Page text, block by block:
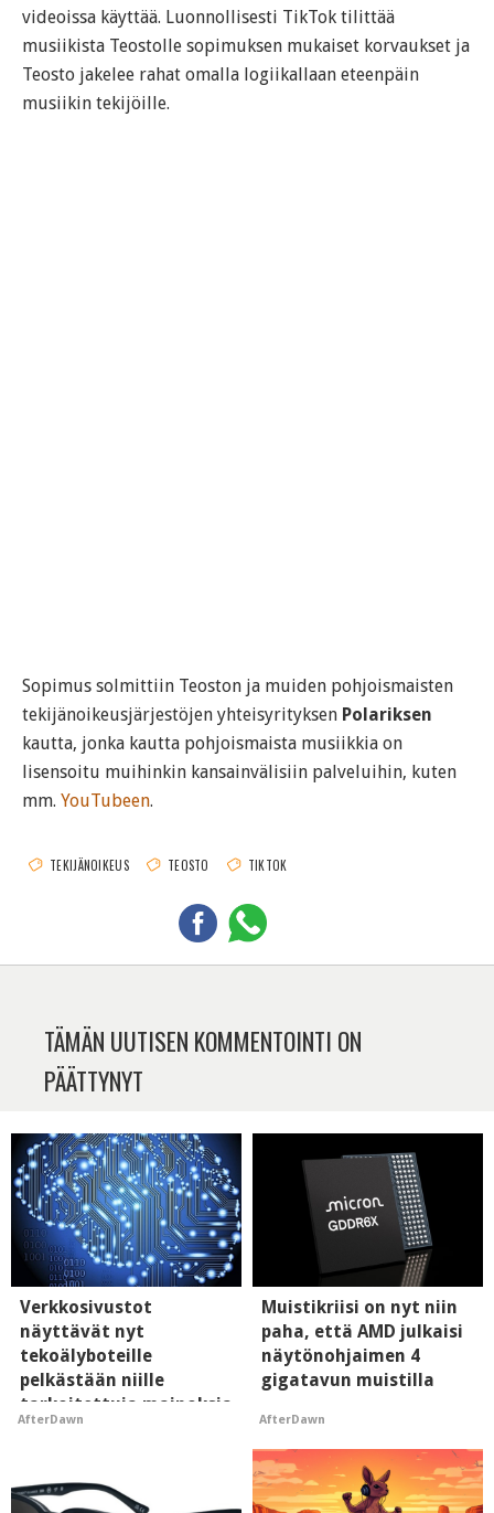
videoissa käyttää. Luonnollisesti TikTok tilittää
musiikista Teostolle sopimuksen mukaiset korvaukset ja
Teosto jakelee rahat omalla logiikallaan eteenpäin
musiikin tekijöille.
Sopimus solmittiin Teoston ja muiden pohjoismaisten
tekijänoikeusjärjestöjen yhteisyrityksen Polariksen
kautta, jonka kautta pohjoismaista musiikkia on
lisensoitu muihinkin kansainvälisiin palveluihin, kuten
mm. YouTubeen.
TEKIJÄNOIKEUS TEOSTO TIKTOK
TÄMÄN UUTISEN KOMMENTOINTI ON
PÄÄTTYNYT
Verkkosivustot
näyttävät nyt
tekoälyboteille
pelkästään niille
tarkoitettuja mainoksia
- vaikuttaa tekoälyn
AfterDawn
Muistikriisi on nyt niin
paha, että AMD julkaisi
näytönohjaimen 4
gigatavun muistilla
AfterDawn